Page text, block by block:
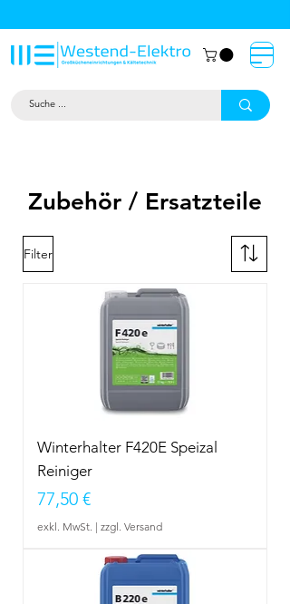
Zubehör / Ersatzteile
Filter
Winterhalter F420E Speizal
Reiniger
Preis
77,50 €
exkl. MwSt. | zzgl. Versand